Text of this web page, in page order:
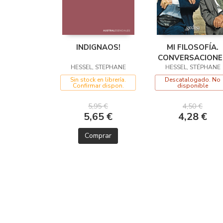
INDIGNAOS!
HESSEL, STEPHANE
Sin stock en librería.
Confirmar dispon.
5,95 €
5,65 €
Comprar
MI FILOSOFÍA.
CON EDGAR
HESSEL, STÉPHANE
Descatalogado. No
disponible
4,50 €
4,28 €